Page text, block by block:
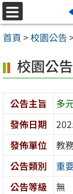
跳
至
主
內
容
選
單
首頁>校園公告
校園公告
公告主旨
多
發佈日期
發佈單位
教
公告類別
重
公告等級
無